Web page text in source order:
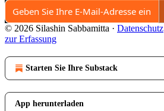
© 2026 Silashin Sabbamitta · Datenschutz
zur Erfassung
Starten Sie Ihre Substack
App herunterladen